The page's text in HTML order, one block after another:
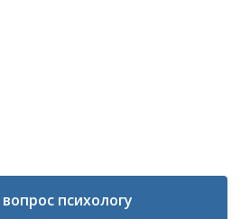
психологу